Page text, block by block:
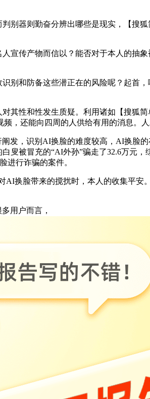
器则勤奋分辨出哪些是现实，【搜
传产物而信以？能否对于本人的抽象
和防备这些潜正在的风险呢？起首，
性和性发生质疑。利用诸如【搜狐
，还能向四周的人供给有用的消息。人
，识别AI换脸的难度较高，AI换脸的
被冒充的“AI外孙”骗走了32.6万元，
进行诈骗的案件。
脸带来的搅扰时，本人的收集平安
用户而言，